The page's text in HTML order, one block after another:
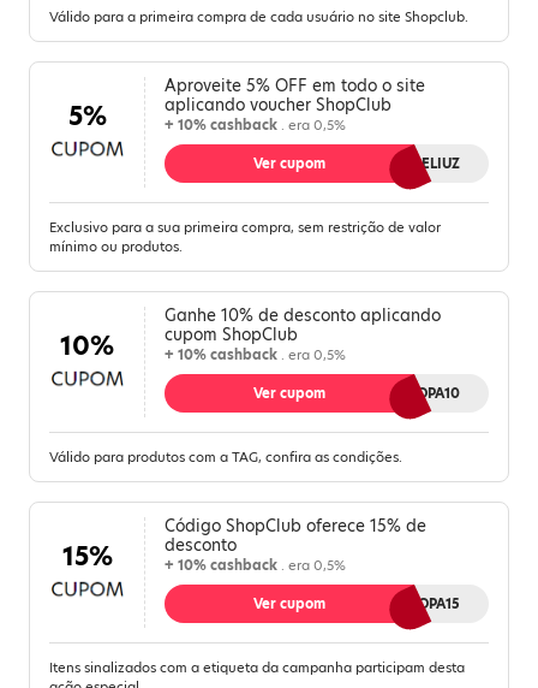
Válido para a primeira compra de cada usuário no site Shopclub.
5%
Aproveite 5% OFF em todo o site
aplicando voucher ShopClub
+ 10% cashback . era 0,5%
MELIUZ
Ver cupom
Exclusivo para a sua primeira compra, sem restrição de valor
mínimo ou produtos.
10%
Ganhe 10% de desconto aplicando
cupom ShopClub
+ 10% cashback . era 0,5%
COPA10
Ver cupom
Válido para produtos com a TAG, confira as condições.
15%
Código ShopClub oferece 15% de
desconto
+ 10% cashback . era 0,5%
COPA15
Ver cupom
Itens sinalizados com a etiqueta da campanha participam desta